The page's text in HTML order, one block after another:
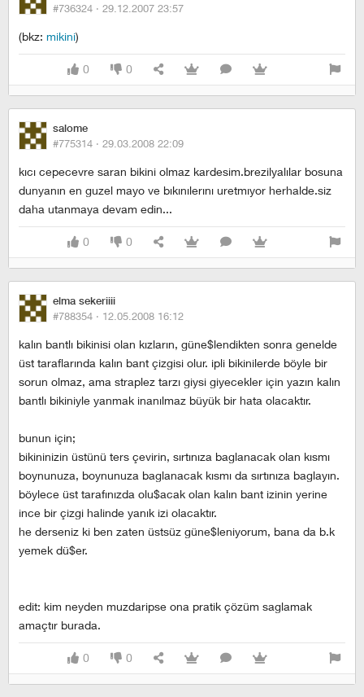
#736324 · 29.12.2007 23:57
(bkz: mikini)
0 0
salome
#775314 · 29.03.2008 22:09
kıcı cepecevre saran bikini olmaz kardesim.brezilyalılar bosuna
dunyanın en guzel mayo ve bıkınılerını uretmıyor herhalde.siz
daha utanmaya devam edin...
0 0
elma sekeriiii
#788354 · 12.05.2008 16:12
kalın bantlı bikinisi olan kızların, güne$lendikten sonra genelde
üst taraflarında kalın bant çizgisi olur. ipli bikinilerde böyle bir
sorun olmaz, ama straplez tarzı giysi giyecekler için yazın kalın
bantlı bikiniyle yanmak inanılmaz büyük bir hata olacaktır.
bunun için;
bikininizin üstünü ters çevirin, sırtınıza baglanacak olan kısmı
boynunuza, boynunuza baglanacak kısmı da sırtınıza baglayın.
böylece üst tarafınızda olu$acak olan kalın bant izinin yerine
ince bir çizgi halinde yanık izi olacaktır.
he derseniz ki ben zaten üstsüz güne$leniyorum, bana da b.k
yemek dü$er.
edit: kim neyden muzdaripse ona pratik çözüm saglamak
amaçtır burada.
0 0